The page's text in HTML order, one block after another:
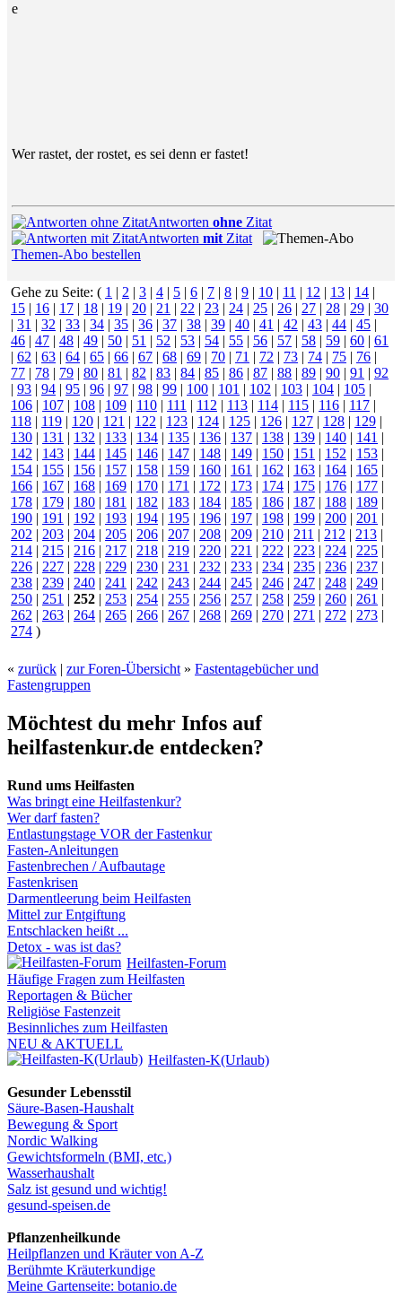
e
Wer rastet, der rostet, es sei denn er fastet!
Antworten ohne Zitat
Antworten mit Zitat
Themen-Abo bestellen
Gehe zu Seite: ( 1 | 2 | 3 | 4 | 5 | 6 | 7 | 8 | 9 | 10 | 11 | 12 | 13 | 14 |
15 | 16 | 17 | 18 | 19 | 20 | 21 | 22 | 23 | 24 | 25 | 26 | 27 | 28 | 29 | 30
| 31 | 32 | 33 | 34 | 35 | 36 | 37 | 38 | 39 | 40 | 41 | 42 | 43 | 44 | 45 |
46 | 47 | 48 | 49 | 50 | 51 | 52 | 53 | 54 | 55 | 56 | 57 | 58 | 59 | 60 | 61
| 62 | 63 | 64 | 65 | 66 | 67 | 68 | 69 | 70 | 71 | 72 | 73 | 74 | 75 | 76 |
77 | 78 | 79 | 80 | 81 | 82 | 83 | 84 | 85 | 86 | 87 | 88 | 89 | 90 | 91 | 92
| 93 | 94 | 95 | 96 | 97 | 98 | 99 | 100 | 101 | 102 | 103 | 104 | 105 |
106 | 107 | 108 | 109 | 110 | 111 | 112 | 113 | 114 | 115 | 116 | 117 |
118 | 119 | 120 | 121 | 122 | 123 | 124 | 125 | 126 | 127 | 128 | 129 |
130 | 131 | 132 | 133 | 134 | 135 | 136 | 137 | 138 | 139 | 140 | 141 |
142 | 143 | 144 | 145 | 146 | 147 | 148 | 149 | 150 | 151 | 152 | 153 |
154 | 155 | 156 | 157 | 158 | 159 | 160 | 161 | 162 | 163 | 164 | 165 |
166 | 167 | 168 | 169 | 170 | 171 | 172 | 173 | 174 | 175 | 176 | 177 |
178 | 179 | 180 | 181 | 182 | 183 | 184 | 185 | 186 | 187 | 188 | 189 |
190 | 191 | 192 | 193 | 194 | 195 | 196 | 197 | 198 | 199 | 200 | 201 |
202 | 203 | 204 | 205 | 206 | 207 | 208 | 209 | 210 | 211 | 212 | 213 |
214 | 215 | 216 | 217 | 218 | 219 | 220 | 221 | 222 | 223 | 224 | 225 |
226 | 227 | 228 | 229 | 230 | 231 | 232 | 233 | 234 | 235 | 236 | 237 |
238 | 239 | 240 | 241 | 242 | 243 | 244 | 245 | 246 | 247 | 248 | 249 |
250 | 251 | 252 | 253 | 254 | 255 | 256 | 257 | 258 | 259 | 260 | 261 |
262 | 263 | 264 | 265 | 266 | 267 | 268 | 269 | 270 | 271 | 272 | 273 |
274 )
« zurück | zur Foren-Übersicht » Fastentagebücher und
Fastengruppen
Möchtest du mehr Infos auf
heilfastenkur.de entdecken?
Rund ums Heilfasten
Was bringt eine Heilfastenkur?
Wer darf fasten?
Entlastungstage VOR der Fastenkur
Fasten-Anleitungen
Fastenbrechen / Aufbautage
Fastenkrisen
Darmentleerung beim Heilfasten
Mittel zur Entgiftung
Entschlacken heißt ...
Detox - was ist das?
Heilfasten-Forum
Häufige Fragen zum Heilfasten
Reportagen & Bücher
Religiöse Fastenzeit
Besinnliches zum Heilfasten
NEU & AKTUELL
Heilfasten-K(Urlaub)
Gesunder Lebensstil
Säure-Basen-Haushalt
Bewegung & Sport
Nordic Walking
Gewichtsformeln (BMI, etc.)
Wasserhaushalt
Salz ist gesund und wichtig!
gesund-speisen.de
Pflanzenheilkunde
Heilpflanzen und Kräuter von A-Z
Berühmte Kräuterkundige
Meine Gartenseite: botanio.de